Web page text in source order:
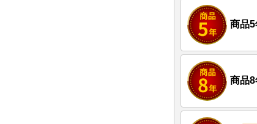
商品
商品